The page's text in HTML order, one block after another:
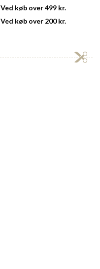
Ved køb over 499 kr.
Ved køb over 200 kr.